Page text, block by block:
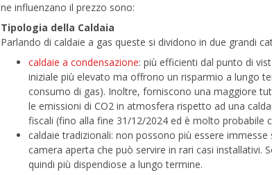
ne influenzano il prezzo sono:
Tipologia della Caldaia
Parlando di caldaie a gas queste si dividono in due grandi
caldaie a condensazione: più efficienti dal punto di
iniziale più elevato ma offrono un risparmio a lungo
consumo di gas). Inoltre, forniscono una maggiore
le emissioni di CO2 in atmosfera rispetto ad una
fiscali (fino alla fine 31/12/2024 ed è molto probabile
caldaie tradizionali: non possono più essere
camera aperta che può servire in rari casi installativi.
quindi più dispendiose a lungo termine.